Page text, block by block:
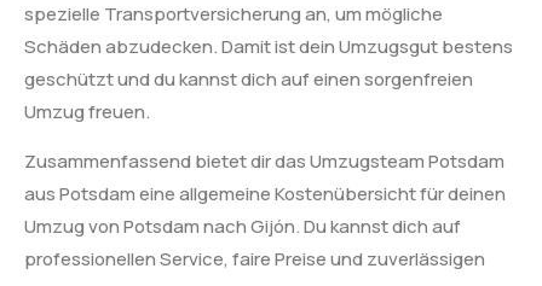
spezielle Transportversicherung an, um mögliche
Schäden abzudecken. Damit ist dein Umzugsgut bestens
geschützt und du kannst dich auf einen sorgenfreien
Umzug freuen.
Zusammenfassend bietet dir das Umzugsteam Potsdam
aus Potsdam eine allgemeine Kostenübersicht für deinen
Umzug von Potsdam nach Gijón. Du kannst dich auf
professionellen Service, faire Preise und zuverlässigen